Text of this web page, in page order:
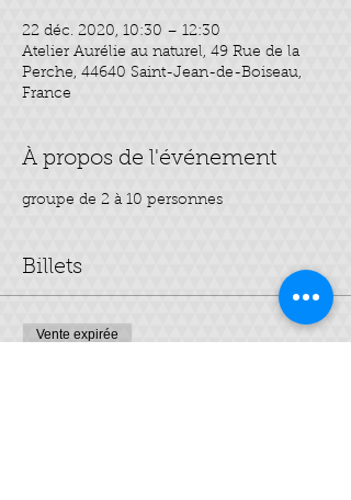
22 déc. 2020, 10:30 – 12:30
Atelier Aurélie au naturel, 49 Rue de la
Perche, 44640 Saint-Jean-de-Boiseau,
France
À propos de l'événement
groupe de 2 à 10 personnes
Billets
Vente expirée